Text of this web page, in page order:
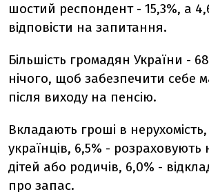
шостий респондент - 15,3%, а
відповісти на запитання.
Більшість громадян України -
нічого, щоб забезпечити себе
після виходу на пенсію.
Вкладають гроші в нерухомість,
українців, 6,5% -
дітей або родичів, 6,0% -
про запас.